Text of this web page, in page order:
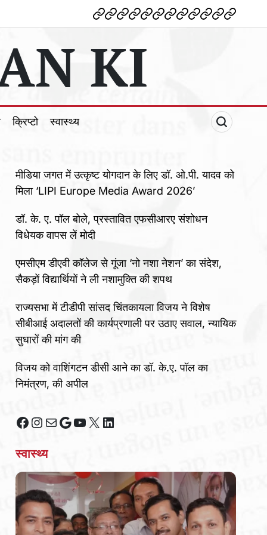
देश विदेशपोलटिकल
मनोरंजन
शिक्षाटेक्नोलॉजी
व्यापारक्राइम
धर्म खेलक्रिप्टोस्वास्थ्य
KI
क्रिप्टो स्वास्थ्य
मीडिया जगत में उत्कृष्ट योगदान के लिए डॉ. ओ.पी. यादव को
मिला ‘LIPI Europe Media Award 2026’
डॉ. के. ए. पॉल बोले, प्रस्तावित एफसीआरए संशोधन
विधेयक वापस लें मोदी
एमसीएम डीएवी कॉलेज से गूंजा ‘नो नशा नेशन’ का संदेश,
सैकड़ों विद्यार्थियों ने ली नशामुक्ति की शपथ
राज्यसभा में टीडीपी सांसद चिंतकायला विजय ने विशेष
सीबीआई अदालतों की कार्यप्रणाली पर उठाए सवाल, न्यायिक
सुधारों की मांग की
विजय को वाशिंगटन डीसी आने का डॉ. के.ए. पॉल का
निमंत्रण, की अपील
Facebook
Instagram
MailGoogle
YouTube
X LinkedIn
स्वास्थ्य